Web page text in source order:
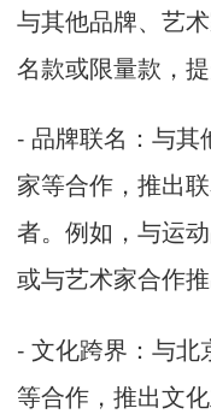
与其他品牌、艺
名款或限量款，
- 品牌联名：与
家等合作，推出
者。例如，与运
或与艺术家合作
- 文化跨界：与
等合作，推出文